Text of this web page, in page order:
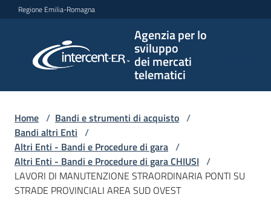
Vai al contenuto
Vai alla navigazione
Vai al footer
Regione Emilia-Romagna
Agenzia per lo
sviluppo
dei mercati
telematici
per lo
sviluppo
telematici
L'Agenzia
Home / Bandi e strumenti di acquisto /
Bandi altri Enti /
Altri Enti - Bandi e Procedure di gara /
Altri Enti - Bandi e Procedure di gara CHIUSI /
LAVORI DI MANUTENZIONE STRAORDINARIA PONTI SU
STRADE PROVINCIALI AREA SUD OVEST